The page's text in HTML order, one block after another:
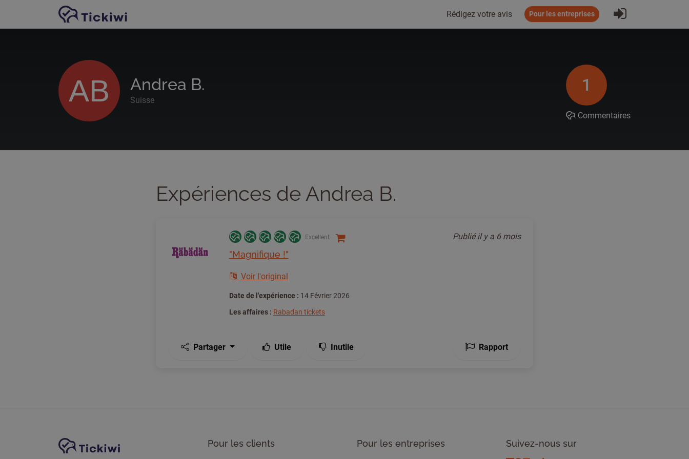
Passer au contenu principal
Rédigez votre avis
Pour les entreprises S'inscrire
AB Andrea B.
Suisse
1
Commentaires
Expériences de Andrea B.
Excellent Publiéil y a 6 mois
"Magnifique !"
Voir l'original
Date de l'expérience : 14 Février 2026
Les affaires : Rabadan tickets
Partager Utile Inutile Rapport
Navigation du sitePlate-forme Tickiwi Pour les clients Pour les entreprises Suivez-nous sur